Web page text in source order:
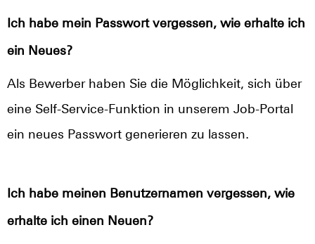
Ich habe mein Passwort vergessen, wie erhalte ich
ein Neues?
Als Bewerber haben Sie die Möglichkeit, sich über
eine Self-Service-Funktion in unserem Job-Portal
ein neues Passwort generieren zu lassen.
Ich habe meinen Benutzernamen vergessen, wie
erhalte ich einen Neuen?